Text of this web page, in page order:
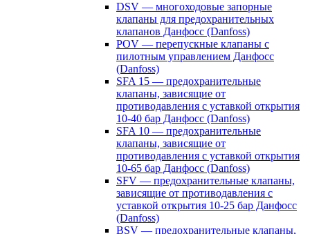
DSV — многоходовые запорные
клапаны для предохранительных
клапанов Данфосс (Danfoss)
POV — перепускные клапаны с
пилотным управлением Данфосс
(Danfoss)
SFA 15 — предохранительные
клапаны, зависящие от
противодавления с уставкой открытия
10-40 бар Данфосс (Danfoss)
SFA 10 — предохранительные
клапаны, зависящие от
противодавления с уставкой открытия
10-65 бар Данфосс (Danfoss)
SFV — предохранительные клапаны,
зависящие от противодавления с
уставкой открытия 10-25 бар Данфосс
(Danfoss)
BSV — предохранительные клапаны,